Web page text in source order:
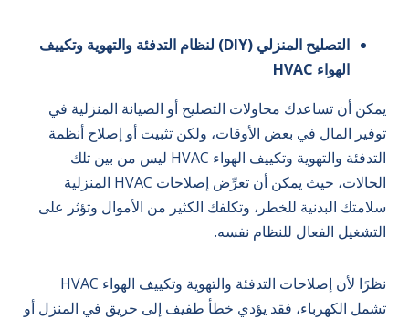
التصليح المنزلي (DIY) لنظام التدفئة والتهوية وتكييف
الهواء HVAC
يمكن أن تساعدك محاولات التصليح أو الصيانة المنزلية في
توفير المال في بعض الأوقات، ولكن تثبيت أو إصلاح أنظمة
التدفئة والتهوية وتكييف الهواء HVAC ليس من بين تلك
الحالات، حيث يمكن أن تعرِّض إصلاحات HVAC المنزلية
سلامتك البدنية للخطر، وتكلفك الكثير من الأموال وتؤثر على
التشغيل الفعال للنظام نفسه.
نظرًا لأن إصلاحات التدفئة والتهوية وتكييف الهواء HVAC
تشمل الكهرباء، فقد يؤدي خطأ طفيف إلى حريق في المنزل أو